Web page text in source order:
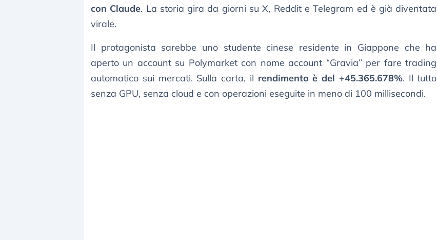
con Claude. La storia gira da giorni su X, Reddit e Telegram ed è già diventata
virale.
Il protagonista sarebbe uno studente cinese residente in Giappone che ha
aperto un account su Polymarket con nome account “Gravia” per fare trading
automatico sui mercati. Sulla carta, il rendimento è del +45.365.678%. Il tutto
senza GPU, senza cloud e con operazioni eseguite in meno di 100 millisecondi.